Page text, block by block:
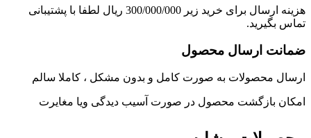
هزینه ارسال برای خرید زیر 300/000/000 ریال لطفا با پشتیبانی
تماس بگیرید.
ضمانت ارسال محصول
ارسال محصولات به صورت کامل و بدون مشکل ، کاملا سالم
امکان بازگشت محصول در صورت آسیب دیدگی ویا مغایرت